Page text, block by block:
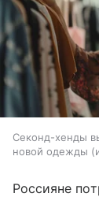
Секонд-хенды
новой одежды
Россияне